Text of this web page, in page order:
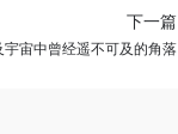
下一篇
宇宙中曾经遥不可及的角落